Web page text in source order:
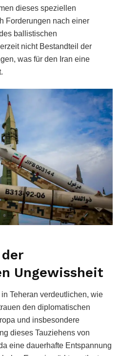
dieses speziellen
Forderungen nach einer
ballistischen
nicht Bestandteil der
was für den Iran eine
Ungewissheit
Teheran verdeutlichen, wie
den diplomatischen
und insbesondere
dieses Tauziehens von
eine dauerhafte Entspannung